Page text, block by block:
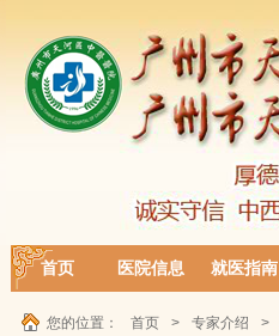
首页 医院信息 就医指南
您的位置： 首页 > 专家介绍 >